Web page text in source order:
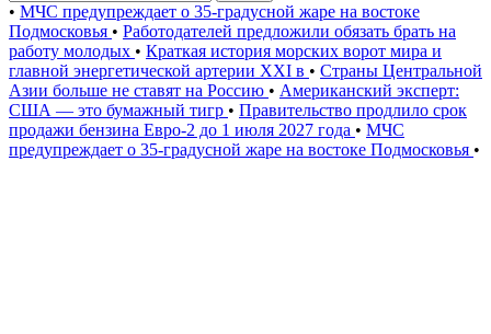
• МЧС предупреждает о 35-градусной жаре на востоке
Подмосковья • Работодателей предложили обязать брать на
работу молодых • Краткая история морских ворот мира и
главной энергетической артерии XXI в • Страны Центральной
Азии больше не ставят на Россию • Американский эксперт:
США — это бумажный тигр • Правительство продлило срок
продажи бензина Евро-2 до 1 июля 2027 года • МЧС
предупреждает о 35-градусной жаре на востоке Подмосковья •